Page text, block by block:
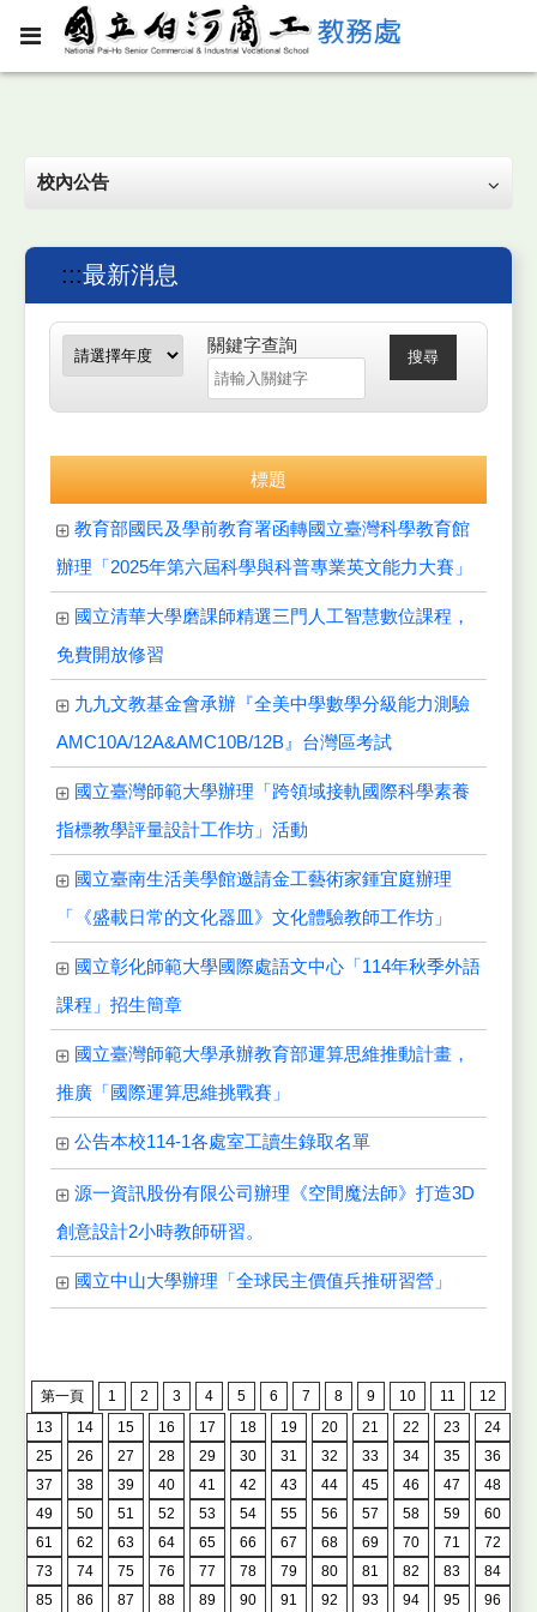
校內公告
:::最新消息
關鍵字查詢
搜尋
標題
教育部國民及學前教育署函轉國立臺灣科學教育館
辦理「2025年第六屆科學與科普專業英文能力大賽」
國立清華大學磨課師精選三門人工智慧數位課程，
免費開放修習
九九文教基金會承辦『全美中學數學分級能力測驗
AMC10A/12A&AMC10B/12B』台灣區考試
國立臺灣師範大學辦理「跨領域接軌國際科學素養
指標教學評量設計工作坊」活動
國立臺南生活美學館邀請金工藝術家鍾宜庭辦理
「《盛載日常的文化器皿》文化體驗教師工作坊」
國立彰化師範大學國際處語文中心「114年秋季外語
課程」招生簡章
國立臺灣師範大學承辦教育部運算思維推動計畫，
推廣「國際運算思維挑戰賽」
公告本校114-1各處室工讀生錄取名單
源一資訊股份有限公司辦理《空間魔法師》打造3D
創意設計2小時教師研習。
國立中山大學辦理「全球民主價值兵推研習營」
第一頁 1 2 3 4 5 6 7 8 9 10 11
12
13
14 15 16 17 18 19 20 21 22 23
24
25
26 27 28 29 30 31 32 33 34 35
36
37
38 39 40 41 42 43 44 45 46 47
48
49
50 51 52 53 54 55 56 57 58 59
60
61
62 63 64 65 66 67 68 69 70 71
72
73
74 75 76 77 78 79 80 81 82 83
84
85
86 87 88 89 90 91 92 93 94 95 96